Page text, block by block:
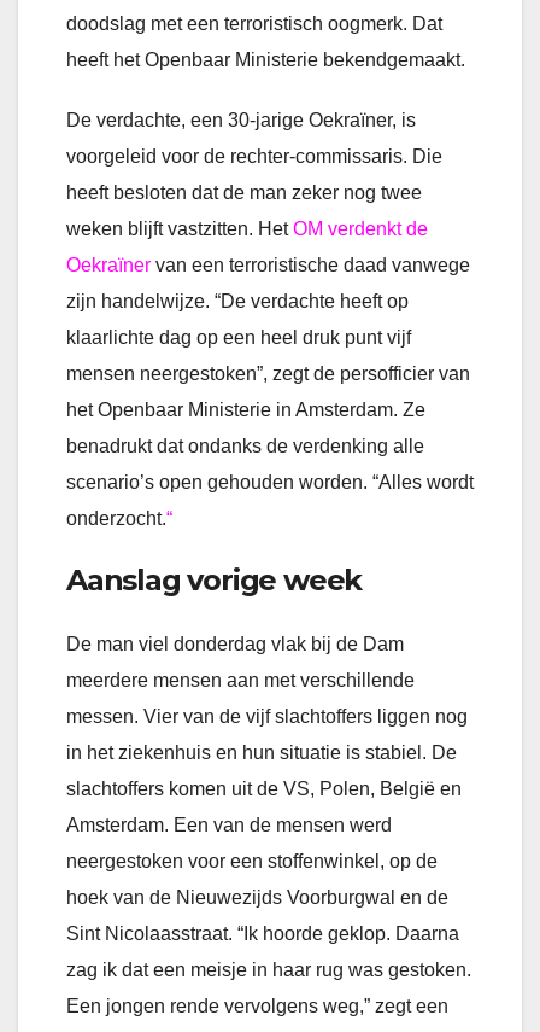
doodslag met een terroristisch oogmerk. Dat
heeft het Openbaar Ministerie bekendgemaakt.
De verdachte, een 30-jarige Oekraïner, is
voorgeleid voor de rechter-commissaris. Die
heeft besloten dat de man zeker nog twee
weken blijft vastzitten. HetOM verdenkt de
Oekraïner van een terroristische daad vanwege
zijn handelwijze. “De verdachte heeft op
klaarlichte dag op een heel druk punt vijf
mensen neergestoken”, zegt de persofficier van
het Openbaar Ministerie in Amsterdam. Ze
benadrukt dat ondanks de verdenking alle
scenario’s open gehouden worden. “Alles wordt
onderzocht.“
Aanslag vorige week
De man viel donderdag vlak bij de Dam
meerdere mensen aan met verschillende
messen. Vier van de vijf slachtoffers liggen nog
in het ziekenhuis en hun situatie is stabiel. De
slachtoffers komen uit de VS, Polen, België en
Amsterdam. Een van de mensen werd
neergestoken voor een stoffenwinkel, op de
hoek van de Nieuwezijds Voorburgwal en de
Sint Nicolaasstraat. “Ik hoorde geklop. Daarna
zag ik dat een meisje in haar rug was gestoken.
Een jongen rende vervolgens weg,” zegt een